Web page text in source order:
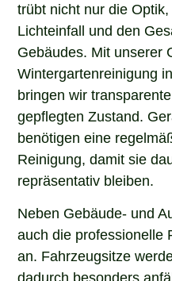
trübt nicht nur die
Lichteinfall und den
Gebäudes. Mit unserer
Wintergartenreinigung
bringen wir
gepflegten Zustand.
benötigen eine
Reinigung, damit sie
repräsentativ bleiben.
Neben Gebäude- und
auch die professionelle
an. Fahrzeugsitze